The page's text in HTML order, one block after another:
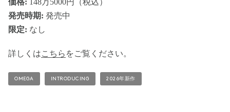
発売時期: 発売中
限定: なし
詳しくはこちら をご覧ください。
OMEGA INTRODUCING 2026年新作